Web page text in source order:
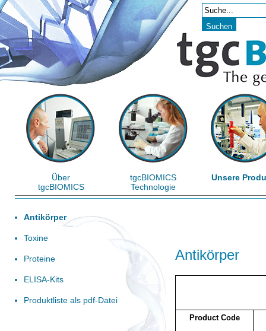
Über
tgcBIOMICS
tgcBIOMICS
Technologie
Unsere
Antikörper
Toxine
Proteine
ELISA-Kits
Produktliste als pdf-Datei
Antikörper
Product Code